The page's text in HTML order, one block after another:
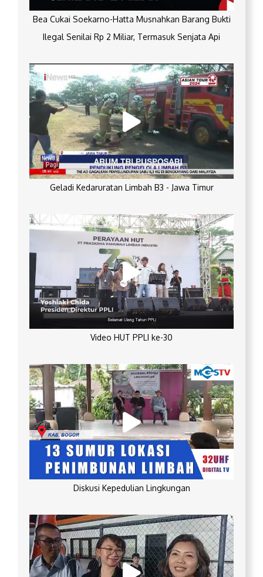
Bea Cukai Soekarno-Hatta Musnahkan Barang Bukti
Ilegal Senilai Rp 2 Miliar, Termasuk Senjata Api
Geladi Kedaruratan Limbah B3 - Jawa Timur
Video HUT PPLI ke-30
Diskusi Kepedulian Lingkungan